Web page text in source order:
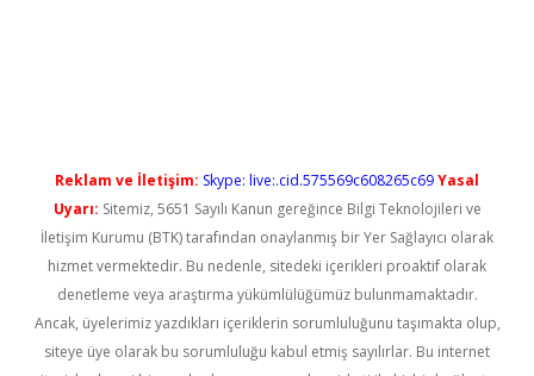
Reklam ve İletişim: Skype: live:.cid.575569c608265c69Yasal
Uyarı: Sitemiz, 5651 Sayılı Kanun gereğince Bilgi Teknolojileri ve
İletişim Kurumu (BTK) tarafından onaylanmış bir Yer Sağlayıcı olarak
hizmet vermektedir. Bu nedenle, sitedeki içerikleri proaktif olarak
denetleme veya araştırma yükümlülüğümüz bulunmamaktadır.
Ancak, üyelerimiz yazdıkları içeriklerin sorumluluğunu taşımakta olup,
siteye üye olarak bu sorumluluğu kabul etmiş sayılırlar. Bu internet